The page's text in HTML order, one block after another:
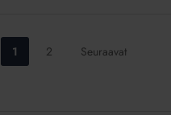
Siirry
sivulle:
1
Siirry
2 Seuraavat